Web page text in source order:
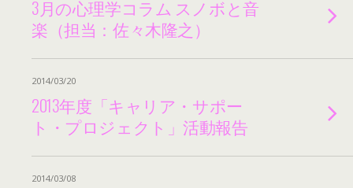
3月の心理学コラム スノボと音
楽（担当：佐々木隆之）
2014/03/20
2013年度「キャリア・サポー
ト・プロジェクト」活動報告
2014/03/08